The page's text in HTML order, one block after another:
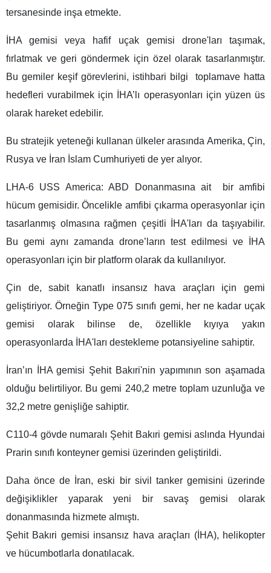
tersanesinde inşa etmekte.
İHA gemisi veya hafif uçak gemisi drone'ları taşımak,
fırlatmak ve geri göndermek için özel olarak tasarlanmıştır.
Bu gemiler keşif görevlerini, istihbari bilgi toplamave hatta
hedefleri vurabilmek için İHA’lı operasyonları için yüzen üs
olarak hareket edebilir.
Bu stratejik yeteneği kullanan ülkeler arasında Amerika, Çin,
Rusya ve İran İslam Cumhuriyeti de yer alıyor.
LHA-6 USS America: ABD Donanmasına ait bir amfibi
hücum gemisidir. Öncelikle amfibi çıkarma operasyonlar için
tasarlanmış olmasına rağmen çeşitli İHA'ları da taşıyabilir.
Bu gemi aynı zamanda drone’ların test edilmesi ve İHA
operasyonları için bir platform olarak da kullanılıyor.
Çin de, sabit kanatlı insansız hava araçları için gemi
geliştiriyor. Örneğin Type 075 sınıfı gemi, her ne kadar uçak
gemisi olarak bilinse de, özellikle kıyıya yakın
operasyonlarda İHA'ları destekleme potansiyeline sahiptir.
İran’ın İHA gemisi Şehit Bakıri'nin yapımının son aşamada
olduğu belirtiliyor. Bu gemi 240,2 metre toplam uzunluğa ve
32,2 metre genişliğe sahiptir.
C110-4 gövde numaralı Şehit Bakıri gemisi aslında Hyundai
Prarin sınıfı konteyner gemisi üzerinden geliştirildi.
Daha önce de İran, eski bir sivil tanker gemisini üzerinde
değişiklikler yaparak yeni bir savaş gemisi olarak
donanmasında hizmete almıştı.
Şehit Bakıri gemisi insansız hava araçları (İHA), helikopter
ve hücumbotlarla donatılacak.